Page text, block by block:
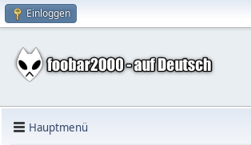
Einloggen
Hauptmenü